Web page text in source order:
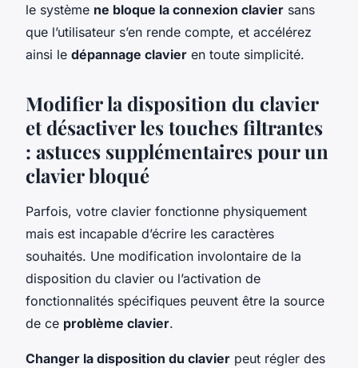
le système ne bloque la connexion clavier sans
que l’utilisateur s’en rende compte, et accélérez
ainsi le dépannage clavier en toute simplicité.
Modifier la disposition du clavier
et désactiver les touches filtrantes
: astuces supplémentaires pour un
clavier bloqué
Parfois, votre clavier fonctionne physiquement
mais est incapable d’écrire les caractères
souhaités. Une modification involontaire de la
disposition du clavier ou l’activation de
fonctionnalités spécifiques peuvent être la source
de ce problème clavier.
Changer la disposition du clavier peut régler des